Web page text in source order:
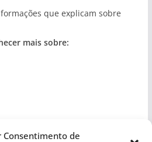
Consentimento de
que explicam sobre
mais sobre: